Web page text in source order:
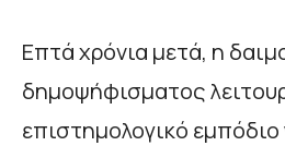
Επτά χρόνια μετά, η
δημοψήφισματος
επιστημολογικό